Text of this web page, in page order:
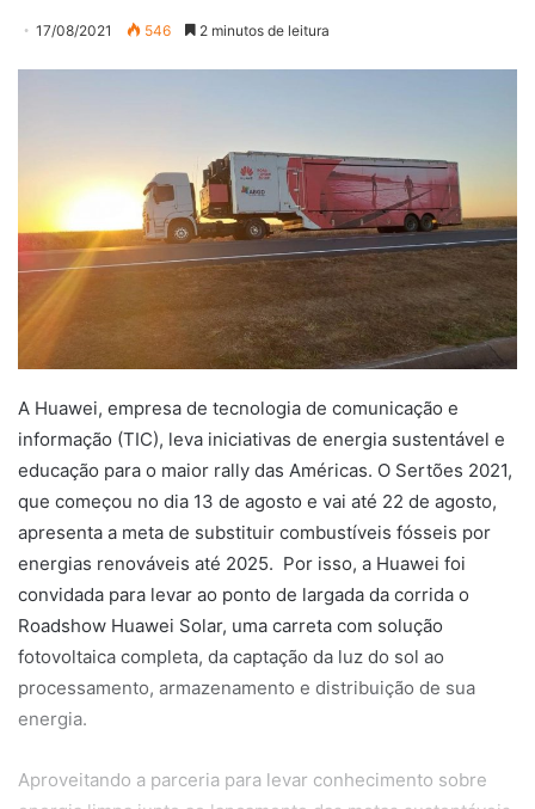
17/08/2021 546 2 minutos de leitura
A Huawei, empresa de tecnologia de comunicação e
informação (TIC), leva iniciativas de energia sustentável e
educação para o maior rally das Américas. O Sertões 2021,
que começou no dia 13 de agosto e vai até 22 de agosto,
apresenta a meta de substituir combustíveis fósseis por
energias renováveis até 2025. Por isso, a Huawei foi
convidada para levar ao ponto de largada da corrida o
Roadshow Huawei Solar, uma carreta com solução
fotovoltaica completa, da captação da luz do sol ao
processamento, armazenamento e distribuição de sua
energia.
Aproveitando a parceria para levar conhecimento sobre